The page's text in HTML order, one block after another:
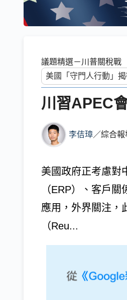
議題精選－川普關稅戰
川習APEC
李佶璋／綜合報
美國政府正考慮對
（ERP）、客戶
應用，外界關注，
（Reu...